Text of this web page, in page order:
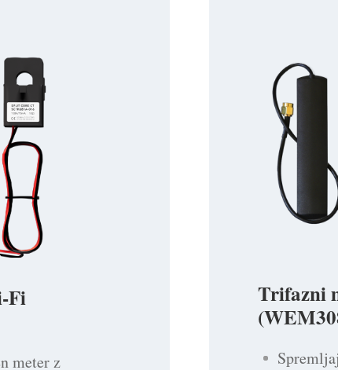
Trifazni
Fi
meter z